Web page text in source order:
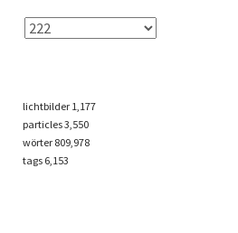
lichtbilder 1,177
particles3,550
wörter 809,978
tags 6,153